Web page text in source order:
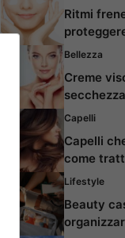
Ritmi
Bellezza
Creme
Capelli
Capelli
come
Lifestyle
Beauty